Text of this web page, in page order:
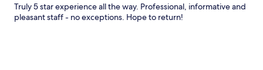
Truly 5 star experience all the way. Professional, informative and
pleasant staff - no exceptions. Hope to return!